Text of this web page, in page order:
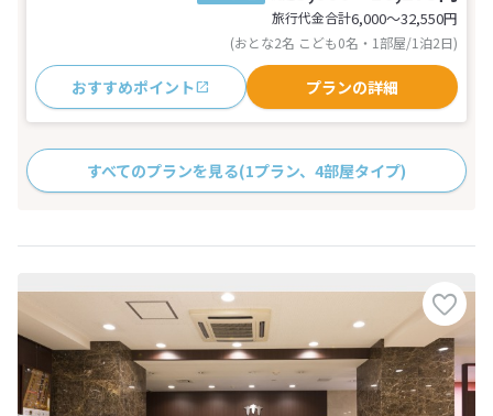
旅行代金合計6,000〜32,550円
(おとな2名 こども0名・1部屋/1泊2日)
おすすめポイント プランの詳細
すべてのプランを見る(1プラン、4部屋タイプ)